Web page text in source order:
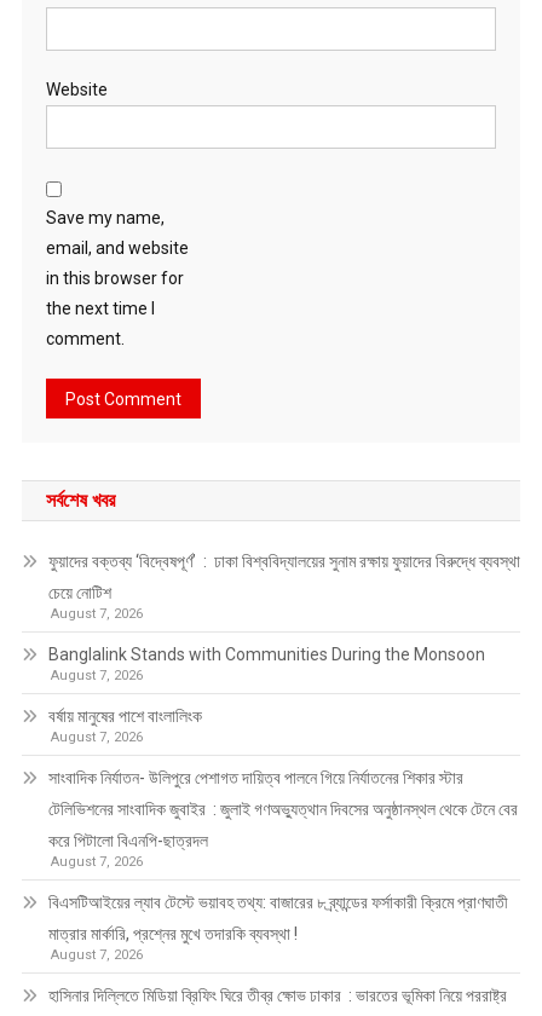
Website
Save my name,
email, and website
in this browser for
the next time I
comment.
সর্বশেষ খবর
ফুয়াদের বক্তব্য ‘বিদ্বেষপূর্ণ’ : ঢাকা বিশ্ববিদ্যালয়ের সুনাম রক্ষায় ফুয়াদের বিরুদ্ধে ব্যবস্থা
চেয়ে নোটিশ
August 7, 2026
Banglalink Stands with Communities During the Monsoon
August 7, 2026
বর্ষায় মানুষের পাশে বাংলালিংক
August 7, 2026
সাংবাদিক নির্যাতন- উলিপুরে পেশাগত দায়িত্ব পালনে গিয়ে নির্যাতনের শিকার স্টার
টেলিভিশনের সাংবাদিক জুবাইর : জুলাই গণঅভ্যুত্থান দিবসের অনুষ্ঠানস্থল থেকে টেনে বের
করে পিটালো বিএনপি-ছাত্রদল
August 7, 2026
বিএসটিআইয়ের ল্যাব টেস্টে ভয়াবহ তথ্য: বাজারের ৮ ব্র্যান্ডের ফর্সাকারী ক্রিমে প্রাণঘাতী
মাত্রার মার্কারি, প্রশ্নের মুখে তদারকি ব্যবস্থা !
August 7, 2026
হাসিনার দিল্লিতে মিডিয়া ব্রিফিং ঘিরে তীব্র ক্ষোভ ঢাকার : ভারতের ভূমিকা নিয়ে পররাষ্ট্র